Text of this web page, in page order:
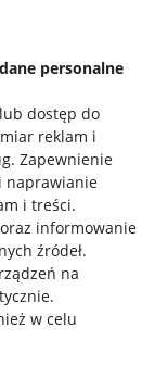
personalne
dostęp do
reklam i
. Zapewnienie
naprawianie
i treści.
informowanie
źródeł.
na
.
w celu